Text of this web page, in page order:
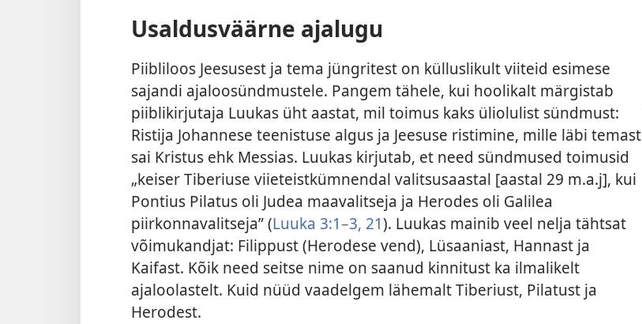
Usaldusväärne ajalugu
Piibliloos Jeesusest ja tema jüngritest on külluslikult viiteid esimese
sajandi ajaloosündmustele. Pangem tähele, kui hoolikalt märgistab
piiblikirjutaja Luukas üht aastat, mil toimus kaks üliolulist sündmust:
Ristija Johannese teenistuse algus ja Jeesuse ristimine, mille läbi temast
sai Kristus ehk Messias. Luukas kirjutab, et need sündmused toimusid
„keiser Tiberiuse viieteistkümnendal valitsusaastal [aastal 29 m.a.j], kui
Pontius Pilatus oli Judea maavalitseja ja Herodes oli Galilea
piirkonnavalitseja” (Luuka 3:1–3, 21). Luukas mainib veel nelja tähtsat
võimukandjat: Filippust (Herodese vend), Lüsaaniast, Hannast ja
Kaifast. Kõik need seitse nime on saanud kinnitust ka ilmalikelt
ajaloolastelt. Kuid nüüd vaadelgem lähemalt Tiberiust, Pilatust ja
Herodest.